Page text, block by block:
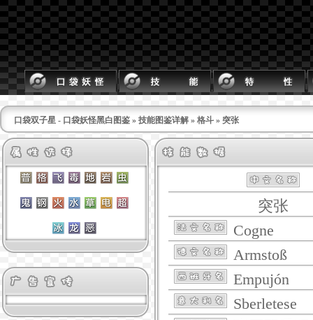
口袋双子星 - 口袋妖怪黑白图鉴 » 技能图鉴详解 » 格斗 » 突张
突张
Cogne
Armstoß
Empujón
Sberletese